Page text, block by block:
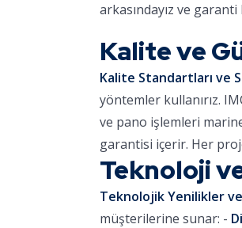
arkasındayız ve
Kalite ve
Kalite Standartları ve
yöntemler kullanırız.
ve pano işlemleri
garantisi içerir. Her
Teknoloji
Teknolojik Yenilikler
müşterilerine sunar: -